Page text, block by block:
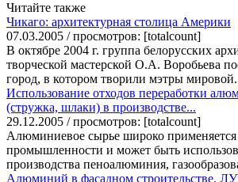
Читайте также
Чикаго: архитектурная столица Америки
07.03.2005 / просмотров: [totalcount]
В октябре 2004 г. группа белорусских
творческой мастерской О.А. Воробьева
город, в котором творили мэтры
Использование отходов переработки
(стружка, шлаки) в производстве...
29.12.2005 / просмотров: [totalcount]
Алюминиевое сырье широко применяется
промышленности и может быть
производства пеноалюминия,
Алюминий в фасадном